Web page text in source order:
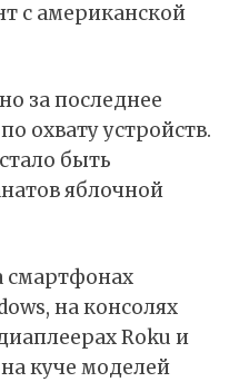
с американской
за последнее
охвату устройств.
быть
яблочной
смартфонах
на консолях
Roku и
куче моделей